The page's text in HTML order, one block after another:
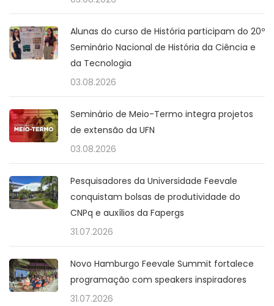
Alunas do curso de História participam do 20º
Seminário Nacional de História da Ciência e
da Tecnologia
03.08.2026
Seminário de Meio-Termo integra projetos
de extensão da UFN
03.08.2026
Pesquisadores da Universidade Feevale
conquistam bolsas de produtividade do
CNPq e auxílios da Fapergs
31.07.2026
Novo Hamburgo Feevale Summit fortalece
programação com speakers inspiradores
31.07.2026